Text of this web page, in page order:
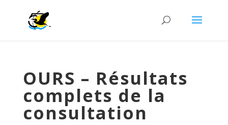
OURS – Résultats
complets de la
consultation